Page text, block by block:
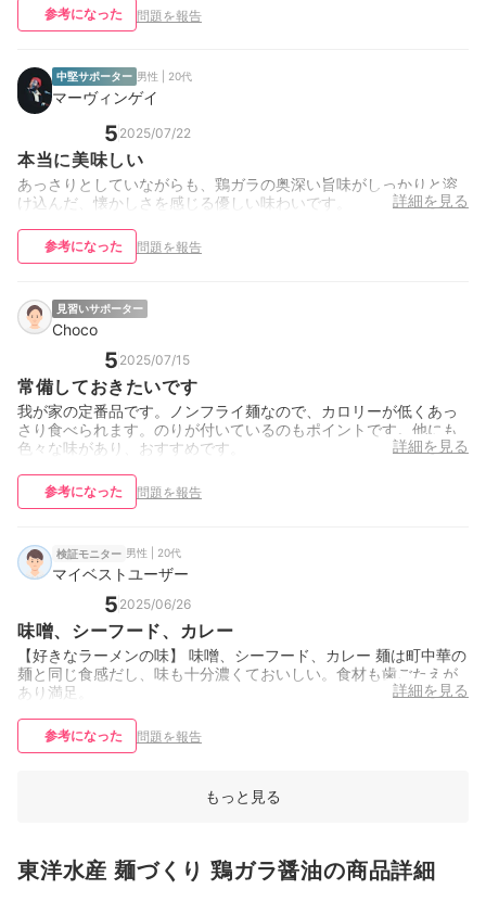
参考になった 問題を報告
中堅サポーター 男性 | 20代
マーヴィンゲイ
5 2025/07/22
本当に美味しい
あっさりとしていながらも、鶏ガラの奥深い旨味がしっかりと溶
け込んだ、懐かしさを感じる優しい味わいです。
詳細を見る
参考になった 問題を報告
見習いサポーター
Choco
5 2025/07/15
常備しておきたいです
我が家の定番品です。ノンフライ麺なので、カロリーが低くあっ
さり食べられます。のりが付いているのもポイントです。他にも
色々な味があり、おすすめです。
詳細を見る
参考になった 問題を報告
検証モニター 男性 | 20代
マイベストユーザー
5 2025/06/26
味噌、シーフード、カレー
【好きなラーメンの味】 味噌、シーフード、カレー 麺は町中華の
麺と同じ食感だし、味も十分濃くておいしい。食材も歯ごたえが
あり満足。
詳細を見る
参考になった 問題を報告
もっと見る
東洋水産 麺づくり 鶏ガラ醤油の商品詳細